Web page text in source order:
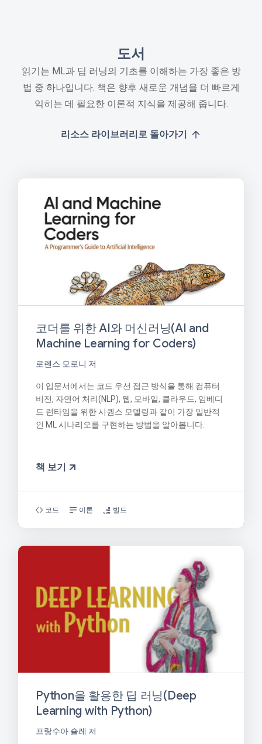
도서
읽기는 ML과 딥 러닝의 기초를 이해하는 가장 좋은 방
법 중 하나입니다. 책은 향후 새로운 개념을 더 빠르게
익히는 데 필요한 이론적 지식을 제공해 줍니다.
리소스 라이브러리로 돌아가기
코더를 위한 AI와 머신러닝(AI and
Machine Learning for Coders)
로렌스 모로니 저
이 입문서에서는 코드 우선 접근 방식을 통해 컴퓨터
비전, 자연어 처리(NLP), 웹, 모바일, 클라우드, 임베디
드 런타임을 위한 시퀀스 모델링과 같이 가장 일반적
인 ML 시나리오를 구현하는 방법을 알아봅니다.
책 보기
코드 이론 빌드
Python을 활용한 딥 러닝(Deep
Learning with Python)
프랑수아 숄레 저